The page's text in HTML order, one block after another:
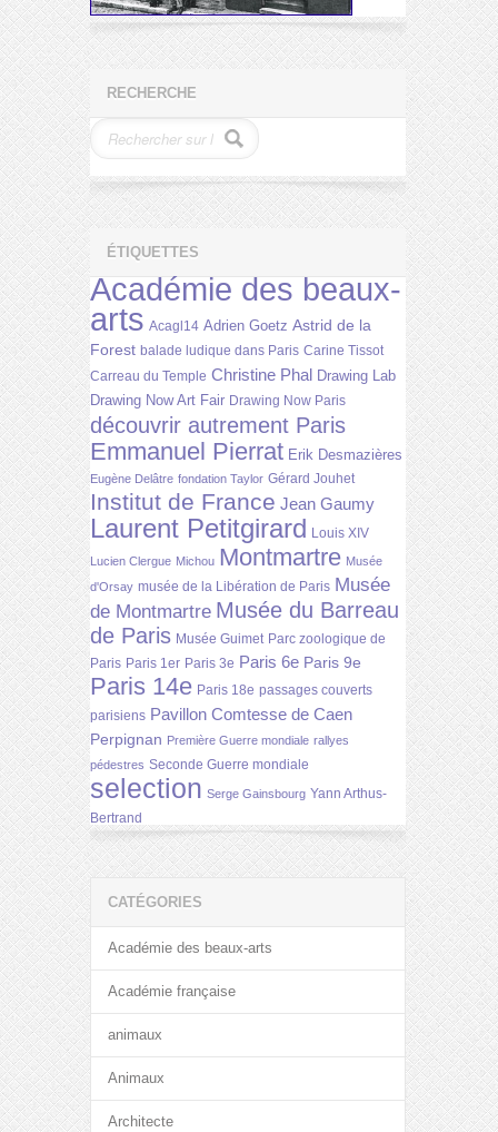
RECHERCHE
ÉTIQUETTES
Académie des beaux-
arts Acagl14 Adrien Goetz Astrid de la
Forest balade ludique dans Paris Carine Tissot
Carreau du Temple Christine Phal Drawing Lab
Drawing Now Art Fair Drawing Now Paris
découvrir autrement Paris
Emmanuel Pierrat Erik Desmazières
Eugène Delâtre fondation Taylor Gérard Jouhet
Institut de France Jean Gaumy
Laurent Petitgirard Louis XIV
Lucien Clergue Michou Montmartre Musée
d'Orsay musée de la Libération de Paris Musée
de Montmartre Musée du Barreau
de Paris Musée Guimet Parc zoologique de
Paris Paris 1er Paris 3e Paris 6e Paris 9e
Paris 14e Paris 18e passages couverts
parisiens Pavillon Comtesse de Caen
Perpignan Première Guerre mondiale rallyes
pédestres Seconde Guerre mondiale
selection Serge Gainsbourg Yann Arthus-
Bertrand
CATÉGORIES
Académie des beaux-arts
Académie française
animaux
Animaux
Architecte